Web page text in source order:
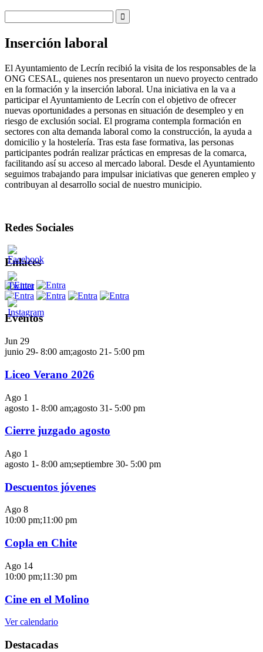
Inserción laboral
El Ayuntamiento de Lecrín recibió la visita de los responsables de la
ONG CESAL, quienes nos presentaron un nuevo proyecto centrado
en la formación y la inserción laboral. Una iniciativa en la va a
participar el Ayuntamiento de Lecrín con el objetivo de ofrecer
nuevas oportunidades a personas en situación de desempleo y en
riesgo de exclusión social. El programa contempla formación en
sectores con alta demanda laboral como la construcción, la ayuda a
domicilio y la hostelería. Tras esta fase formativa, las personas
participantes podrán realizar prácticas en empresas de la comarca,
facilitando así su acceso al mercado laboral. Desde el Ayuntamiento
seguimos trabajando para impulsar iniciativas que generen empleo y
contribuyan al desarrollo social de nuestro municipio.
Redes Sociales
Enlaces
Eventos
Jun 29
junio 29- 8:00 am;agosto 21- 5:00 pm
Liceo Verano 2026
Ago 1
agosto 1- 8:00 am;agosto 31- 5:00 pm
Cierre juzgado agosto
Ago 1
agosto 1- 8:00 am;septiembre 30- 5:00 pm
Descuentos jóvenes
Ago 8
10:00 pm;11:00 pm
Copla en Chite
Ago 14
10:00 pm;11:30 pm
Cine en el Molino
Ver calendario
Destacadas